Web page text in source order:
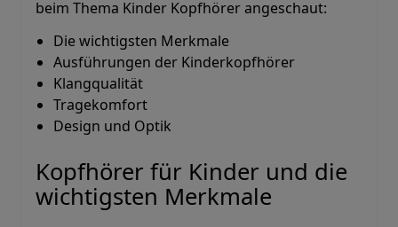
beim Thema Kinder Kopfhörer angeschaut:
Die wichtigsten Merkmale
Ausführungen der Kinderkopfhörer
Klangqualität
Tragekomfort
Design und Optik
Kopfhörer für Kinder und die
wichtigsten Merkmale